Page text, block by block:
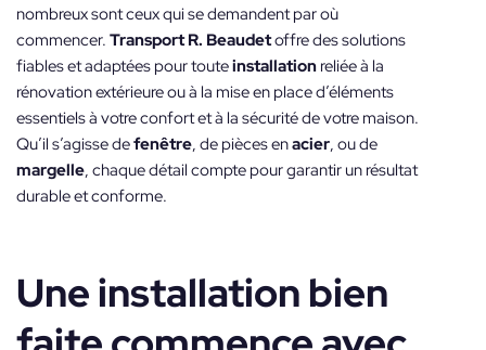
nombreux sont ceux qui se demandent par où
commencer. Transport R. Beaudetoffre des solutions
fiables et adaptées pour touteinstallationreliée à la
rénovation extérieure ou à la mise en place d’éléments
essentiels à votre confort et à la sécurité de votre maison.
Qu’il s’agisse defenêtre, de pièces enacier, ou de
margelle, chaque détail compte pour garantir un résultat
durable et conforme.
Une installation bien